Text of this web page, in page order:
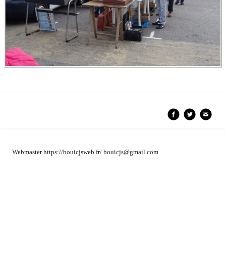
Archives
Renforcement musculaire-Body-Zen
Webmaster https://bouicjsweb.fr/ bouicjs@gmail.com